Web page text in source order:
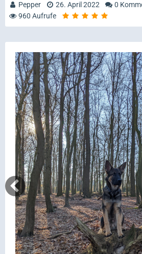
Pepper 26. April 2022
0
960 Aufrufe